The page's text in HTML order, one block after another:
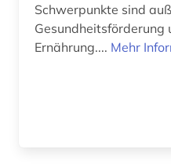
Schwerpunkte sind
Gesundheitsförderung
Ernährung.... Mehr